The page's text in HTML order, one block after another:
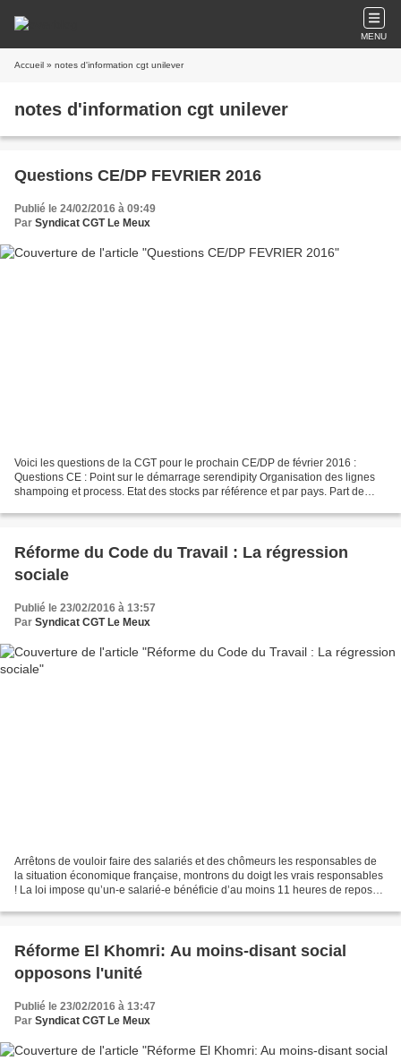
MENU
Accueil » notes d'information cgt unilever
notes d'information cgt unilever
Questions CE/DP FEVRIER 2016
Publié le 24/02/2016 à 09:49
Par Syndicat CGT Le Meux
Voici les questions de la CGT pour le prochain CE/DP de février 2016 :
Questions CE : Point sur le démarrage serendipity Organisation des lignes
shampoing et process. Etat des stocks par référence et par pays. Part de
Réforme du Code du Travail : La régression
sociale
Publié le 23/02/2016 à 13:57
Par Syndicat CGT Le Meux
Arrêtons de vouloir faire des salariés et des chômeurs les responsables de
la situation économique française, montrons du doigt les vrais responsables
! La loi impose qu’un-e salarié-e bénéficie d’au moins 11 heures de repos
Réforme El Khomri: Au moins-disant social
opposons l'unité
Publié le 23/02/2016 à 13:47
Par Syndicat CGT Le Meux